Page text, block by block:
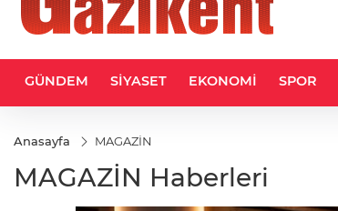
GÜNDEM SİYASET EKONOMİ SPOR
Anasayfa MAGAZİN
MAGAZİN Haberleri